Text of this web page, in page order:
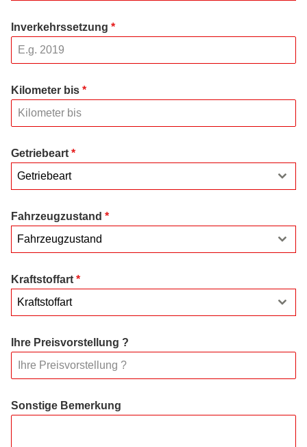
Inverkehrssetzung *
Kilometer bis *
Getriebeart *
Getriebeart
Fahrzeugzustand *
Fahrzeugzustand
Kraftstoffart *
Kraftstoffart
Ihre Preisvorstellung ?
Sonstige Bemerkung